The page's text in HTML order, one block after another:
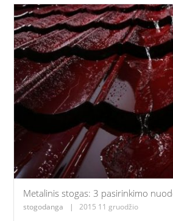
Metalinis stogas: 3 pasirinkimo
stogodanga | 2015 11 gruodžio